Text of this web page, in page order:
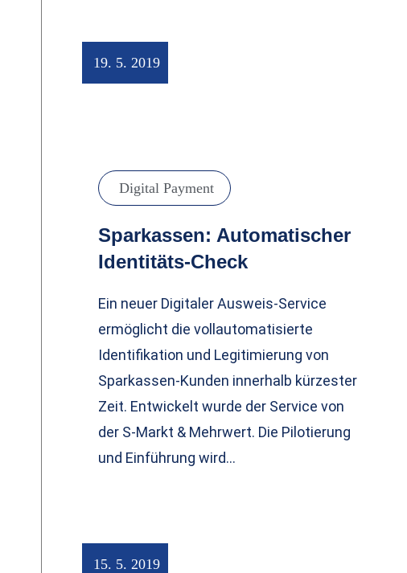
19. 5. 2019
Digital Payment
Sparkassen: Automatischer
Identitäts-Check
Ein neuer Digitaler Ausweis-Service
ermöglicht die vollautomatisierte
Identifikation und Legitimierung von
Sparkassen-Kunden innerhalb kürzester
Zeit. Entwickelt wurde der Service von
der S-Markt & Mehrwert. Die Pilotierung
und Einführung wird…
15. 5. 2019